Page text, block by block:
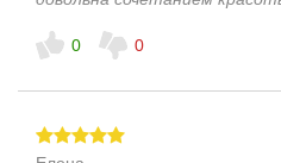
0 0